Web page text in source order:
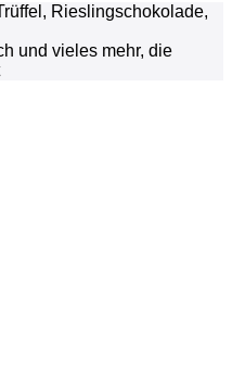
Rieslingschokolade,
und vieles mehr, die